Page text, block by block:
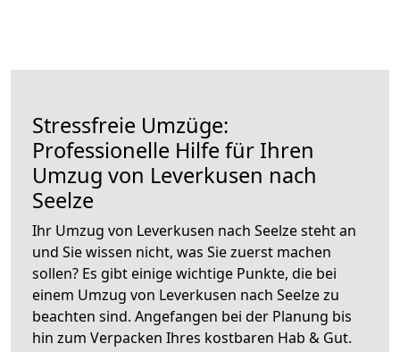
Stressfreie Umzüge:
Professionelle Hilfe für Ihren
Umzug von Leverkusen nach
Seelze
Ihr Umzug von Leverkusen nach Seelze steht an
und Sie wissen nicht, was Sie zuerst machen
sollen? Es gibt einige wichtige Punkte, die bei
einem Umzug von Leverkusen nach Seelze zu
beachten sind. Angefangen bei der Planung bis
hin zum Verpacken Ihres kostbaren Hab & Gut.